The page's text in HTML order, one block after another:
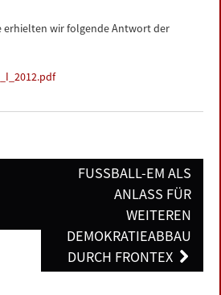
erhielten wir folgende Antwort der
FUSSBALL-EM ALS A
NLASS FÜR W
EITEREN D
EMOKRATIEABBAU D
URCH FRONTEX